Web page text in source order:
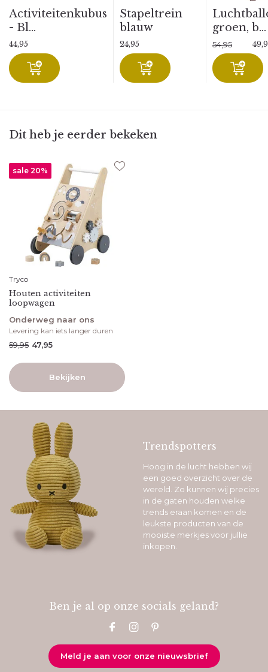
Activiteitenkubus
- Bl...
44,95
Stapeltrein
blauw
24,95
groen, b...
54,95
Dit heb je eerder bekeken
sale 20%
Tryco
Houten activiteiten
loopwagen
Onderweg naar ons
Levering kan iets langer duren
59,95 47,95
Bekijken
Trendspotters
Hoog in de lucht hebben wij
een goed overzicht over de
wereld. Zo kunnen wij precies
in de gaten houden welke
trends eraan komen en de
leukste producten van de
mooiste merkjes voor jullie
inkopen.
Ben je al op onze socials geland?
Meld je aan voor onze nieuwsbrief